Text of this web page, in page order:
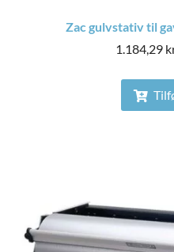
Zac gulvstativ til
1.184,29